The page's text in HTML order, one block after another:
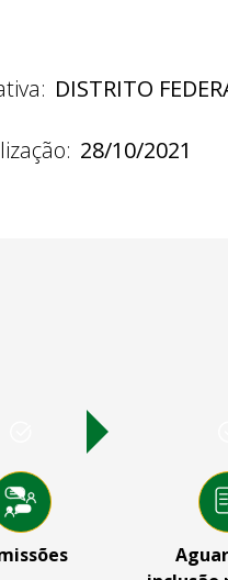
DISTRITO
28/10/2021